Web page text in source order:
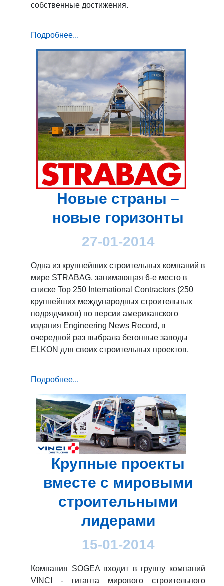
собственные достижения.
Подробнее...
Новые страны –
новые горизонты
27-01-2014
Одна из крупнейших строительных компаний в
мире STRABAG, занимающая 6-е место в
списке Top 250 International Contractors (250
крупнейших международных строительных
подрядчиков) по версии американского
издания Engineering News Record, в
очередной раз выбрала бетонные заводы
ELKON для своих строительных проектов.
Подробнее...
Крупные проекты
вместе с мировыми
строительными
лидерами
15-01-2014
Компания SOGEA входит в группу компаний
VINCI - гиганта мирового строительного